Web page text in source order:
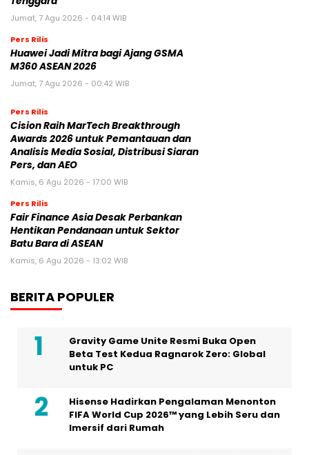
Jumat, 7 Agu 2026 - 04:14 WIB
Pers Rilis
Huawei Jadi Mitra bagi Ajang GSMA
M360 ASEAN 2026
Jumat, 7 Agu 2026 - 00:42 WIB
Pers Rilis
Cision Raih MarTech Breakthrough
Awards 2026 untuk Pemantauan dan
Analisis Media Sosial, Distribusi Siaran
Pers, dan AEO
Kamis, 6 Agu 2026 - 17:00 WIB
Pers Rilis
Fair Finance Asia Desak Perbankan
Hentikan Pendanaan untuk Sektor
Batu Bara di ASEAN
Kamis, 6 Agu 2026 - 13:02 WIB
BERITA POPULER
Gravity Game Unite Resmi Buka Open
Beta Test Kedua Ragnarok Zero: Global
untuk PC
Hisense Hadirkan Pengalaman Menonton
FIFA World Cup 2026™ yang Lebih Seru dan
Imersif dari Rumah